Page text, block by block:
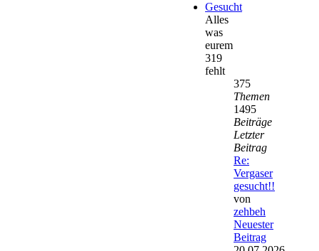
Gesucht
Alles
was
eurem
319
fehlt
375
Themen
1495
Beiträge
Letzter
Beitrag
Re:
Vergaser
gesucht!!
von
zehbeh
Neuester
Beitrag